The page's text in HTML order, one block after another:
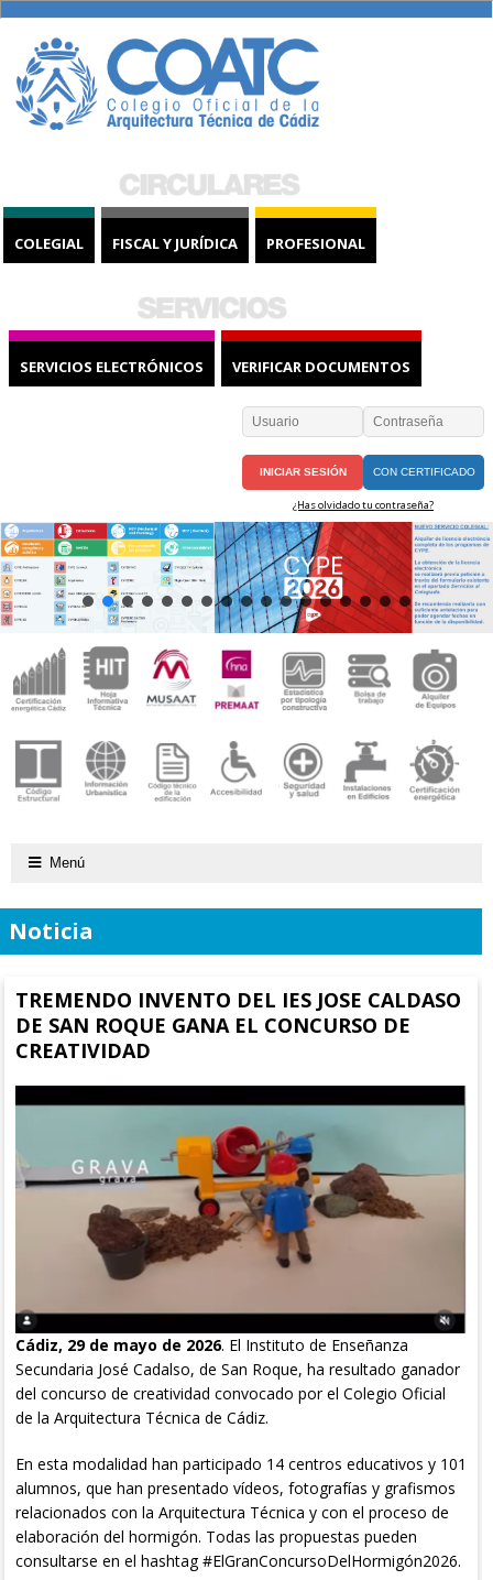
COLEGIAL FISCAL Y JURÍDICA PROFESIONAL
SERVICIOS ELECTRÓNICOS VERIFICAR DOCUMENTOS
CON CERTIFICADO
¿Has olvidado tu contraseña?
Menú
Noticia
TREMENDO INVENTO DEL IES JOSE CALDASO
DE SAN ROQUE GANA EL CONCURSO DE
CREATIVIDAD
Cádiz, 29 de mayo de 2026. El Instituto de Enseñanza
Secundaria José Cadalso, de San Roque, ha resultado ganador
del concurso de creatividad convocado por el Colegio Oficial
de la Arquitectura Técnica de Cádiz.
En esta modalidad han participado 14 centros educativos y 101
alumnos, que han presentado vídeos, fotografías y grafismos
relacionados con la Arquitectura Técnica y con el proceso de
elaboración del hormigón. Todas las propuestas pueden
consultarse en el hashtag #ElGranConcursoDelHormigón2026.